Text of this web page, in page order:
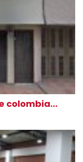
colombia...